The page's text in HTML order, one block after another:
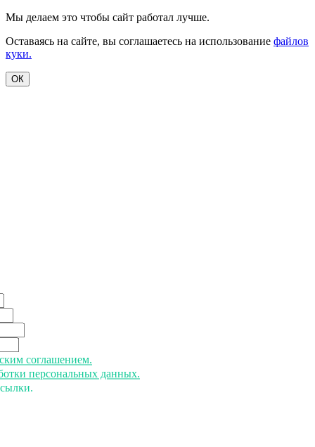
Мы делаем это чтобы сайт работал лучше.
Оставаясь на сайте, вы соглашаетесь на использование файлов
куки.
ОК
соглашением.
персональных данных.